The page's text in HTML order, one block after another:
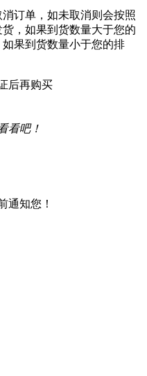
订单，如未取消则会按照
，如果到货数量大于您的
果到货数量小于您的排
后再购买
看吧！
通知您！